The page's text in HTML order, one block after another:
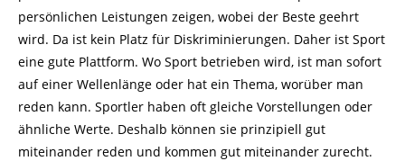
persönlichen Leistungen zeigen, wobei der Beste geehrt
wird. Da ist kein Platz für Diskriminierungen. Daher ist Sport
eine gute Plattform. Wo Sport betrieben wird, ist man sofort
auf einer Wellenlänge oder hat ein Thema, worüber man
reden kann. Sportler haben oft gleiche Vorstellungen oder
ähnliche Werte. Deshalb können sie prinzipiell gut
miteinander reden und kommen gut miteinander zurecht.